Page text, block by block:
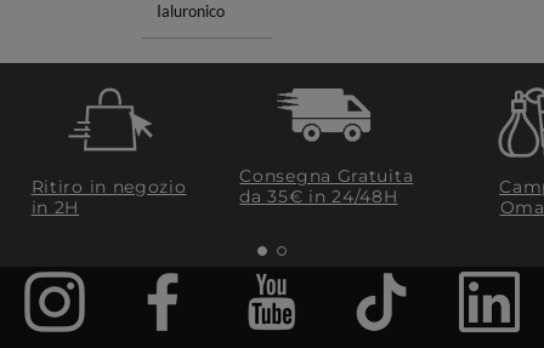
Ialuronico
Ritiro in negozio
in 2H
Consegna Gratuita
da 35€​ in 24/48H